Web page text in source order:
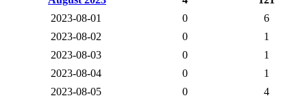
2023-08-01
0
6
2023-08-02
0
1
2023-08-03
0
1
2023-08-04
0
1
2023-08-05
0
4